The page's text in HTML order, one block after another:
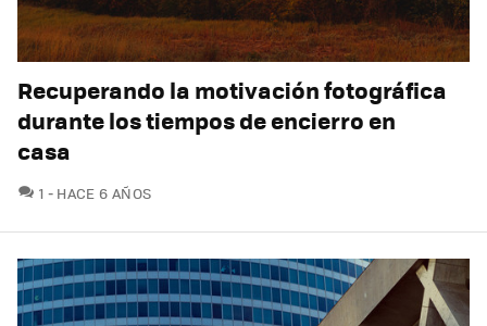
Recuperando la motivación fotográfica
durante los tiempos de encierro en
casa
1 COMENTARIOS
HACE 6 AÑOS